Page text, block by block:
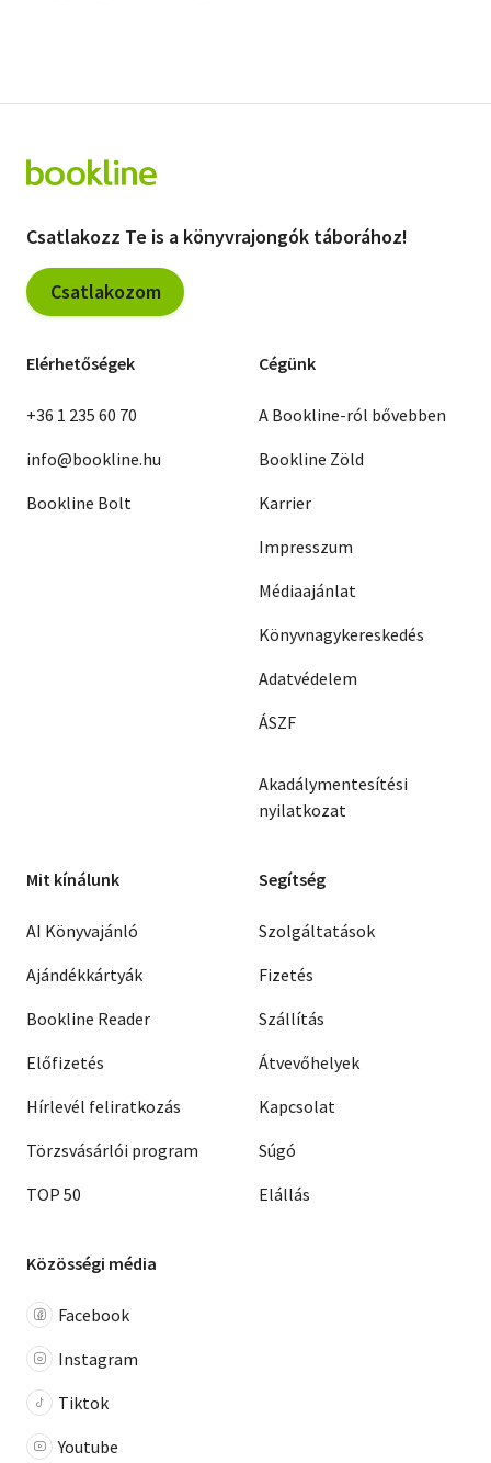
Csatlakozz Te is a könyvrajongók táborához!
Csatlakozom
Elérhetőségek
+36 1 235 60 70
info@bookline.hu
Bookline Bolt
Cégünk
A Bookline-ról bővebben
Bookline Zöld
Karrier
Impresszum
Médiaajánlat
Könyvnagykereskedés
Adatvédelem
ÁSZF
Akadálymentesítési
nyilatkozat
Mit kínálunk
AI Könyvajánló
Ajándékkártyák
Bookline Reader
Előfizetés
Hírlevél feliratkozás
Törzsvásárlói program
TOP 50
Segítség
Szolgáltatások
Fizetés
Szállítás
Átvevőhelyek
Kapcsolat
Súgó
Elállás
Közösségi média
Facebook
Instagram
Tiktok
Youtube